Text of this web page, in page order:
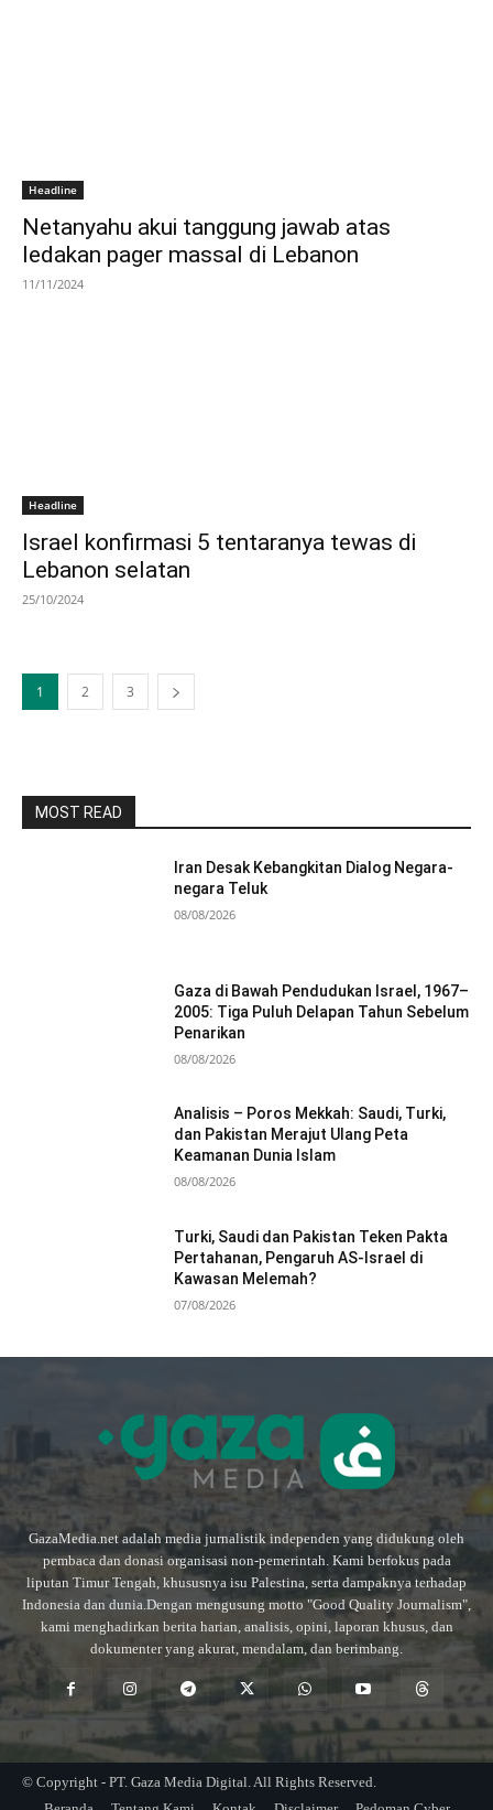
Headline
Netanyahu akui tanggung jawab atas
ledakan pager massal di Lebanon
11/11/2024
Headline
Israel konfirmasi 5 tentaranya tewas di
Lebanon selatan
25/10/2024
1 2 3
MOST READ
Iran Desak Kebangkitan Dialog Negara-
negara Teluk
08/08/2026
Gaza di Bawah Pendudukan Israel, 1967–
2005: Tiga Puluh Delapan Tahun Sebelum
Penarikan
08/08/2026
Analisis – Poros Mekkah: Saudi, Turki,
dan Pakistan Merajut Ulang Peta
Keamanan Dunia Islam
08/08/2026
Turki, Saudi dan Pakistan Teken Pakta
Pertahanan, Pengaruh AS-Israel di
Kawasan Melemah?
07/08/2026
GazaMedia.net adalah media jurnalistik independen yang didukung oleh
pembaca dan donasi organisasi non-pemerintah. Kami berfokus pada
liputan Timur Tengah, khususnya isu Palestina, serta dampaknya terhadap
Indonesia dan dunia.Dengan mengusung motto "Good Quality Journalism",
kami menghadirkan berita harian, analisis, opini, laporan khusus, dan
dokumenter yang akurat, mendalam, dan berimbang.
© Copyright - PT. Gaza Media Digital. All Rights Reserved.